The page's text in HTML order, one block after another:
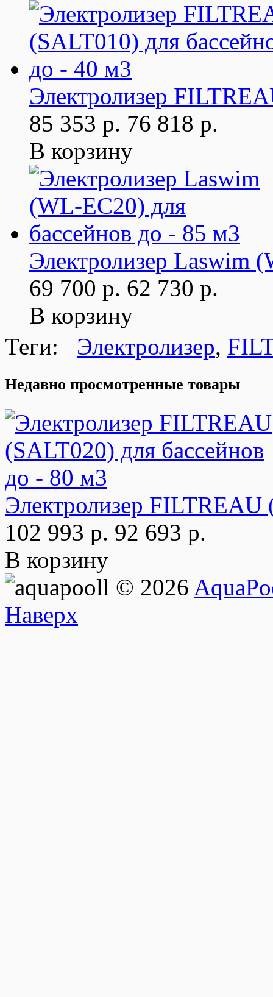
Электролизер
85 353 р. 76 818 р.
В корзину
Электролизер Laswim
69 700 р. 62 730 р.
В корзину
Теги: Электролизер,
Недавно просмотренные товары
Электролизер
102 993 р. 92 693 р.
В корзину
© 2026
Наверх